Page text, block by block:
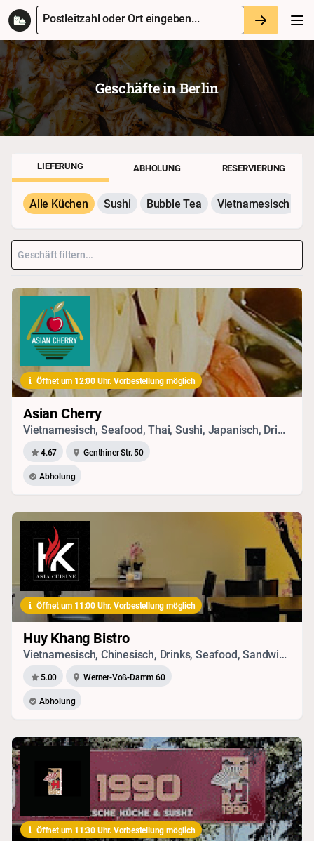
Postleitzahl oder Ort eingeben...
Geschäfte inBerlin
LIEFERUNG ABHOLUNG RESERVIERUNG
Alle Küchen Sushi Bubble Tea Vietnamesisch
Öffnet um 12:00 Uhr. Vorbestellung möglich
Asian Cherry
Vietnamesisch, Seafood, Thai, Sushi, Japanisch, Drinks
4.67 Genthiner Str. 50
Abholung
Öffnet um 11:00 Uhr. Vorbestellung möglich
Huy Khang Bistro
Vietnamesisch, Chinesisch, Drinks, Seafood, Sandwich, Vegetarisches, Japanisch
5.00 Werner-Voß-Damm 60
Abholung
Öffnet um 11:30 Uhr. Vorbestellung möglich